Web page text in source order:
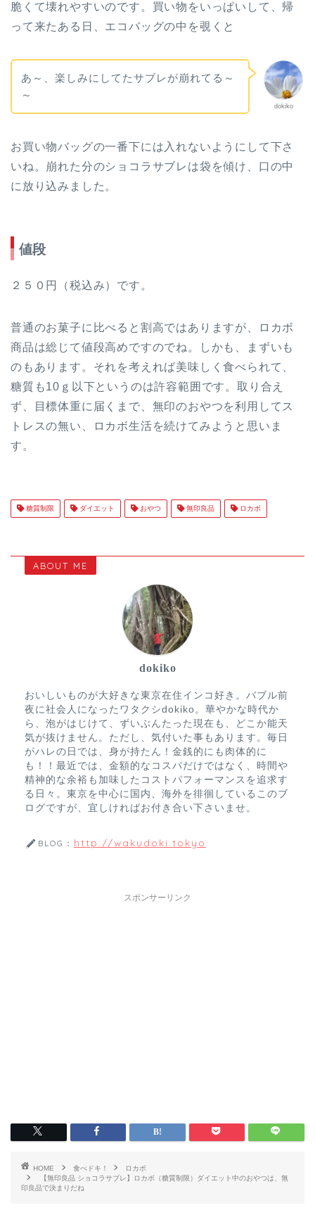
脆くて壊れやすいのです。買い物をいっぱいして、帰
って来たある日、エコバッグの中を覗くと
dokiko
あ～、楽しみにしてたサブレが崩れてる～
～
お買い物バッグの一番下には入れないようにして下さ
いね。崩れた分のショコラサブレは袋を傾け、口の中
に放り込みました。
値段
２５０円（税込み）です。
普通のお菓子に比べると割高ではありますが、ロカボ
商品は総じて値段高めですのでね。しかも、まずいも
のもあります。それを考えれば美味しく食べられて、
糖質も10ｇ以下というのは許容範囲です。取り合え
ず、目標体重に届くまで、無印のおやつを利用してス
トレスの無い、ロカボ生活を続けてみようと思いま
す。
糖質制限 ダイエット おやつ 無印良品 ロカボ
ABOUT ME
dokiko
おいしいものが大好きな東京在住インコ好き。バブル前
夜に社会人になったワタクシdokiko。華やかな時代か
ら、泡がはじけて、ずいぶんたった現在も、どこか能天
気が抜けません。ただし、気付いた事もあります。毎日
がハレの日では、身が持たん！金銭的にも肉体的に
も！！最近では、金額的なコスパだけではなく、時間や
精神的な余裕も加味したコストパフォーマンスを追求す
る日々。東京を中心に国内、海外を徘徊しているこのブ
ログですが、宜しければお付き合い下さいませ。
BLOG： http://wakudoki.tokyo
スポンサーリンク
HOME 食べドキ！
ロカボ
【無印良品 ショコラサブレ】ロカボ（糖質制限）ダイエット中のおやつは、無
印良品で決まりだね